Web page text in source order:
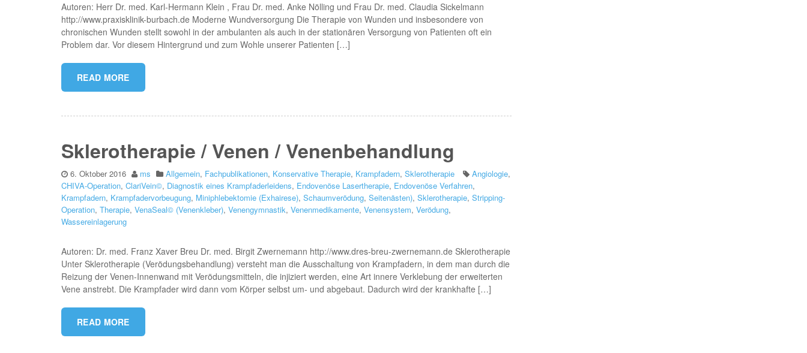
Autoren: Herr Dr. med. Karl-Hermann Klein , Frau Dr. med. Anke Nölling und Frau Dr. med. Claudia Sickelmann
http://www.praxisklinik-burbach.de Moderne Wundversorgung Die Therapie von Wunden und insbesondere von
chronischen Wunden stellt sowohl in der ambulanten als auch in der stationären Versorgung von Patienten oft ein
Problem dar. Vor diesem Hintergrund und zum Wohle unserer Patienten […]
READ MORE
Sklerotherapie / Venen / Venenbehandlung
6. Oktober 2016 ms Allgemein, Fachpublikationen, Konservative Therapie, Krampfadern, Sklerotherapie Angiologie,
CHIVA-Operation, ClariVein©, Diagnostik eines Krampfaderleidens, Endovenöse Lasertherapie, Endovenöse Verfahren,
Krampfadern, Krampfadervorbeugung, Miniphlebektomie (Exhairese), Schaumverödung, Seitenästen), Sklerotherapie, Stripping-
Operation, Therapie, VenaSeal© (Venenkleber), Venengymnastik, Venenmedikamente, Venensystem, Verödung,
Wassereinlagerung
Autoren: Dr. med. Franz Xaver Breu Dr. med. Birgit Zwernemann http://www.dres-breu-zwernemann.de Sklerotherapie
Unter Sklerotherapie (Verödungsbehandlung) versteht man die Ausschaltung von Krampfadern, in dem man durch die
Reizung der Venen-Innenwand mit Verödungsmitteln, die injiziert werden, eine Art innere Verklebung der erweiterten
Vene anstrebt. Die Krampfader wird dann vom Körper selbst um- und abgebaut. Dadurch wird der krankhafte […]
READ MORE